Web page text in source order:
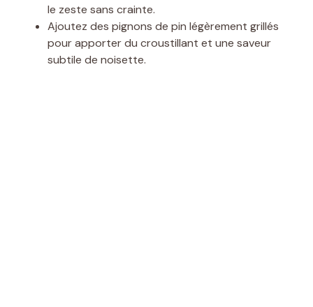
le zeste sans crainte.
Ajoutez des pignons de pin légèrement grillés
pour apporter du croustillant et une saveur
subtile de noisette.